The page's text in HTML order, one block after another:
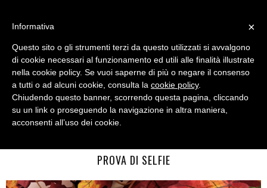
MONDAY, NOVEMBER 20, 2017
PROVA DI SELFIE
×
Informativa
Questo sito o gli strumenti terzi da questo utilizzati si avvalgono
di cookie necessari al funzionamento ed utili alle finalità illustrate
nella cookie policy. Se vuoi saperne di più o negare il consenso
a tutti o ad alcuni cookie, consulta la cookie policy.
Chiudendo questo banner, scorrendo questa pagina, cliccando
su un link o proseguendo la navigazione in altra maniera,
acconsenti all’uso dei cookie.